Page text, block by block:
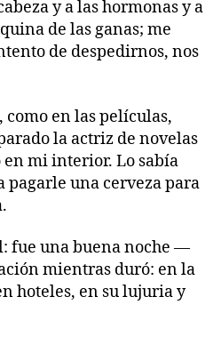
y a las hormonas y a
de las ganas; me
de despedirnos, nos
como en las películas,
la actriz de novelas
mi interior. Lo sabía
pagarle una cerveza para
fue una buena noche —
mientras duró: en la
hoteles, en su lujuria y